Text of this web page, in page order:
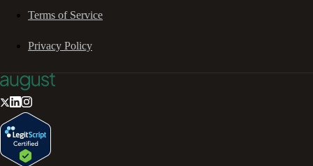
Terms of Service
Privacy Policy